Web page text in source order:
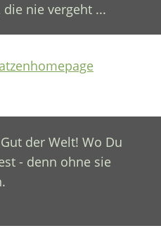
nie vergeht ...
der Welt! Wo Du
- denn ohne sie